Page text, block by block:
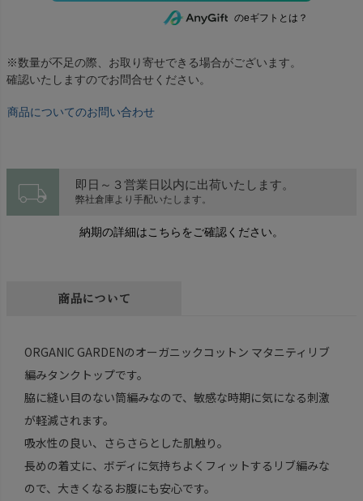
のeギフトとは？
※数量が不足の際、お取り寄せできる場合がございます。
確認いたしますのでお問合せください。
商品についてのお問い合わせ
local_shipping 即日～３営業日以内に出荷いたします。
弊社倉庫より手配いたします。
納期の詳細はこちらをご確認ください。
商品について
ORGANIC GARDENのオーガニックコットン マタニティリブ
編みタンクトップです。
脇に縫い目のない筒編みなので、敏感な時期に気になる刺激
が軽減されます。
吸水性の良い、さらさらとした肌触り。
長めの着丈に、ボディに気持ちよくフィットするリブ編みな
ので、大きくなるお腹にも安心です。